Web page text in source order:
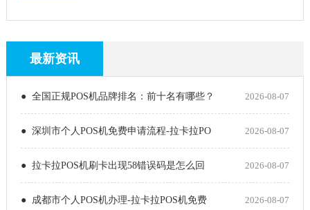
最新资讯
● 全国正规POS机品牌排名：前十名有哪些？ 2026-08-07
● 深圳市个人POS机免费申请流程-拉卡拉PO 2026-08-07
● 拉卡拉POS机刷卡出现58错误码是怎么回 2026-08-07
● 成都市个人POS机办理-拉卡拉POS机免费 2026-08-07